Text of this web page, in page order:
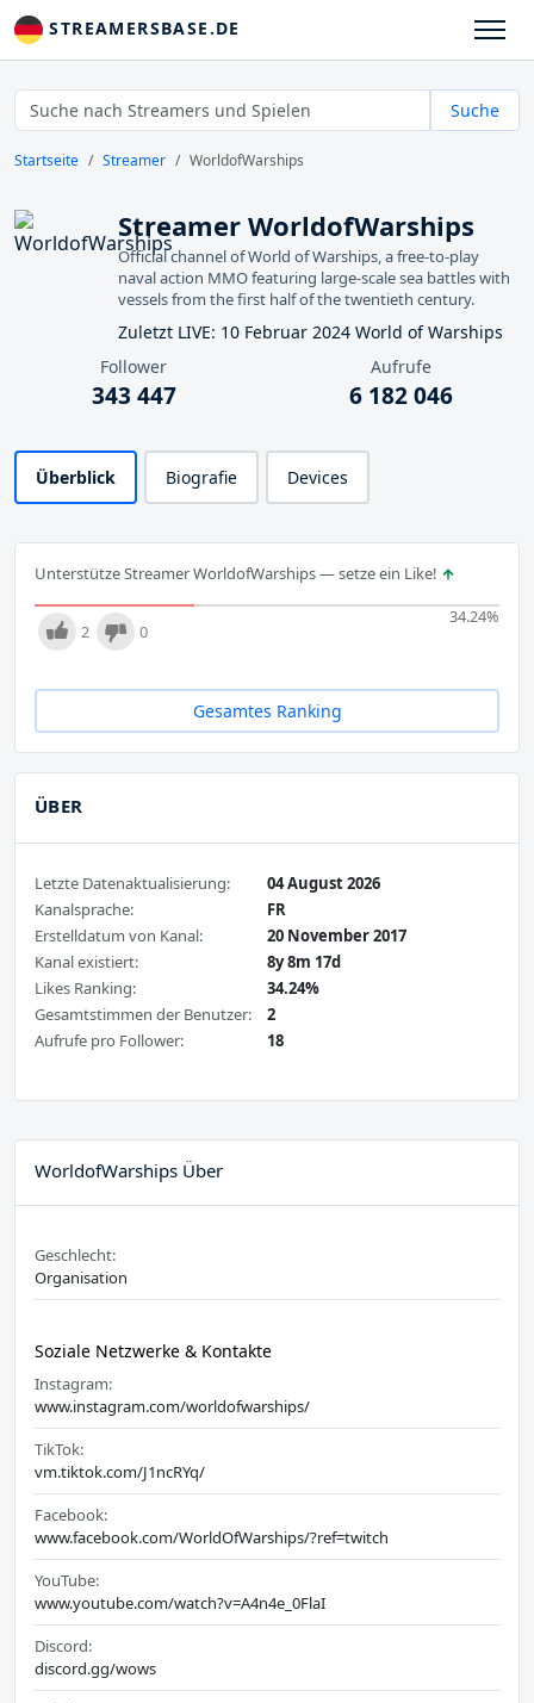
STREAMERSBASE.DE
Suche
Startseite Streamer WorldofWarships
Streamer WorldofWarships
Official channel of World of Warships, a free-to-play
naval action MMO featuring large-scale sea battles with
vessels from the first half of the twentieth century.
Zuletzt LIVE: 10 Februar 2024 World of Warships
Follower
343 447
Aufrufe
6 182 046
Überblick Biografie Devices
Unterstütze Streamer WorldofWarships — setze ein Like!
34.24%
2 0
Gesamtes Ranking
ÜBER
Letzte Datenaktualisierung:
04 August 2026
Kanalsprache:
FR
Erstelldatum von Kanal:
20 November 2017
Kanal existiert:
8y 8m 17d
Likes Ranking:
34.24%
Gesamtstimmen der Benutzer:
2
Aufrufe pro Follower:
18
WorldofWarships Über
Geschlecht:
Organisation
Soziale Netzwerke & Kontakte
Instagram:
www.instagram.com/worldofwarships/
TikTok:
vm.tiktok.com/J1ncRYq/
Facebook:
www.facebook.com/WorldOfWarships/?ref=twitch
YouTube:
www.youtube.com/watch?v=A4n4e_0FlaI
Discord:
discord.gg/wows